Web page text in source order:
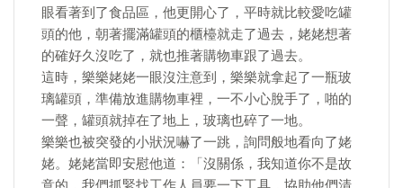
眼看著到了食品區，他更開心了，平時就比較愛吃罐
頭的他，朝著擺滿罐頭的櫃檯就走了過去，姥姥想著
的確好久沒吃了，就也推著購物車跟了過去。
這時，樂樂姥姥一眼沒注意到，樂樂就拿起了一瓶玻
璃罐頭，準備放進購物車裡，一不小心脫手了，啪的
一聲，罐頭就掉在了地上，玻璃也碎了一地。
樂樂也被突發的小狀況嚇了一跳，詢問般地看向了姥
姥。姥姥當即安慰他道：「沒關係，我知道你不是故